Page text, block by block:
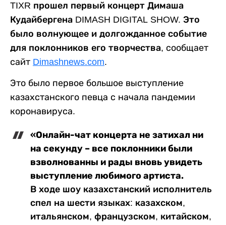
TIXR прошел первый концерт Димаша
Кудайбергена DIMASH DIGITAL SHOW. Это
было волнующее и долгожданное событие
для поклонников его творчества, сообщает
сайт Dimashnews.com.
Это было первое большое выступление
казахстанского певца с начала пандемии
коронавируса.
«Онлайн-чат концерта не затихал ни
на секунду – все поклонники были
взволнованны и рады вновь увидеть
выступление любимого артиста.
В ходе шоу казахстанский исполнитель
спел на шести языках: казахском,
итальянском, французском, китайском,